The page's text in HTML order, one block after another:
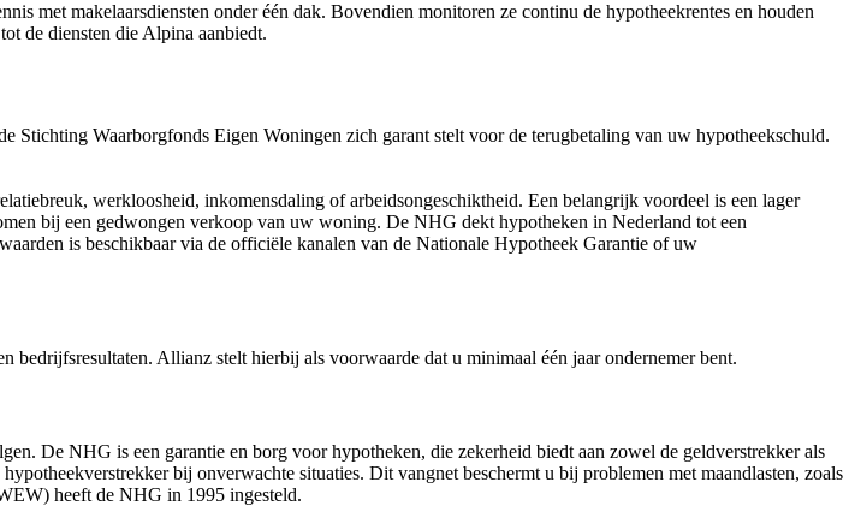
met makelaarsdiensten onder één dak. Bovendien monitoren ze continu de hypotheekrentes en houden
de diensten die Alpina aanbiedt.
Waarborgfonds Eigen Woningen zich garant stelt voor de terugbetaling van uw hypotheekschuld.
werkloosheid, inkomensdaling of arbeidsongeschiktheid. Een belangrijk voordeel is een lager
bij een gedwongen verkoop van uw woning. De NHG dekt hypotheken in Nederland tot een
is beschikbaar via de officiële kanalen van de Nationale Hypotheek Garantie of uw
Allianz stelt hierbij als voorwaarde dat u minimaal één jaar ondernemer bent.
De NHG is een garantie en borg voor hypotheken, die zekerheid biedt aan zowel de geldverstrekker als
bij onverwachte situaties. Dit vangnet beschermt u bij problemen met maandlasten, zoals
heeft de NHG in 1995 ingesteld.